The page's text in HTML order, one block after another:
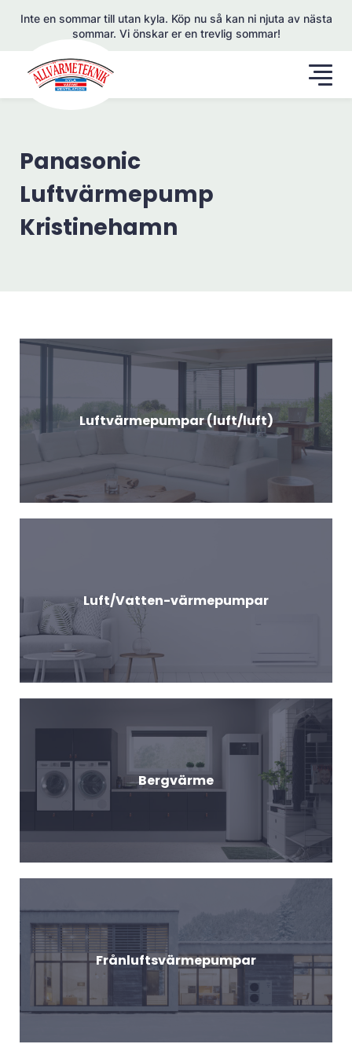
Inte en sommar till utan kyla. Köp nu så kan ni njuta av nästa
sommar. Vi önskar er en trevlig sommar!
Panasonic
Luftvärmepump
Kristinehamn
Luftvärmepumpar (luft/luft)
Luft/Vatten-värmepumpar
Bergvärme
Frånluftsvärmepumpar